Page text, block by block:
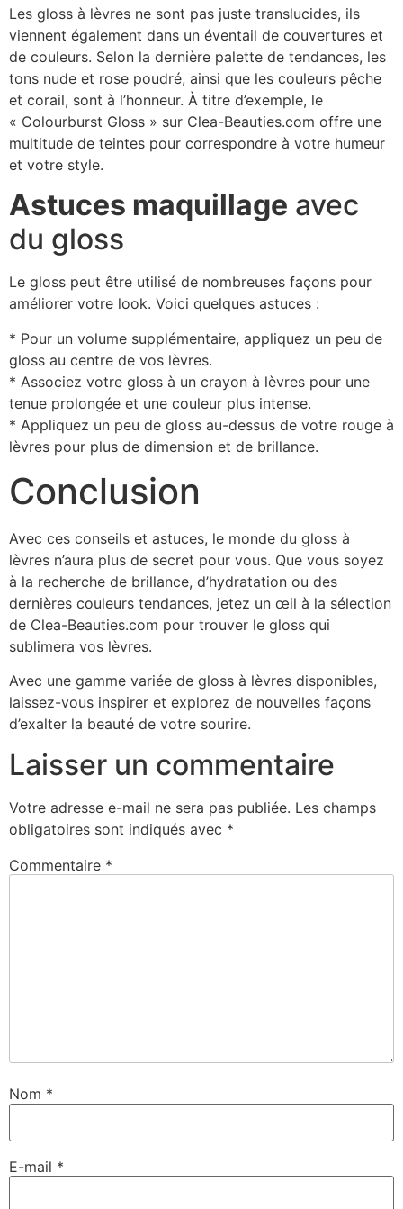
Les gloss à lèvres ne sont pas juste translucides, ils
viennent également dans un éventail de couvertures et
de couleurs. Selon la dernière palette de tendances, les
tons nude et rose poudré, ainsi que les couleurs pêche
et corail, sont à l’honneur. À titre d’exemple, le
« Colourburst Gloss » sur Clea-Beauties.com offre une
multitude de teintes pour correspondre à votre humeur
et votre style.
Astuces maquillage avec
du gloss
Le gloss peut être utilisé de nombreuses façons pour
améliorer votre look. Voici quelques astuces :
* Pour un volume supplémentaire, appliquez un peu de
gloss au centre de vos lèvres.
* Associez votre gloss à un crayon à lèvres pour une
tenue prolongée et une couleur plus intense.
* Appliquez un peu de gloss au-dessus de votre rouge à
lèvres pour plus de dimension et de brillance.
Conclusion
Avec ces conseils et astuces, le monde du gloss à
lèvres n’aura plus de secret pour vous. Que vous soyez
à la recherche de brillance, d’hydratation ou des
dernières couleurs tendances, jetez un œil à la sélection
de Clea-Beauties.com pour trouver le gloss qui
sublimera vos lèvres.
Avec une gamme variée de gloss à lèvres disponibles,
laissez-vous inspirer et explorez de nouvelles façons
d’exalter la beauté de votre sourire.
Laisser un commentaire
Votre adresse e-mail ne sera pas publiée. Les champs
obligatoires sont indiqués avec *
Commentaire *
Nom *
E-mail *